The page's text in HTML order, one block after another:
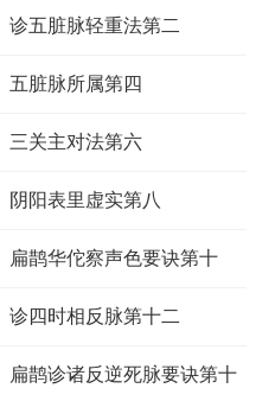
诊五脏脉轻重法第二
五脏脉所属第四
三关主对法第六
阴阳表里虚实第八
扁鹊华佗察声色要诀第十
诊四时相反脉第十二
扁鹊诊诸反逆死脉要诀第十